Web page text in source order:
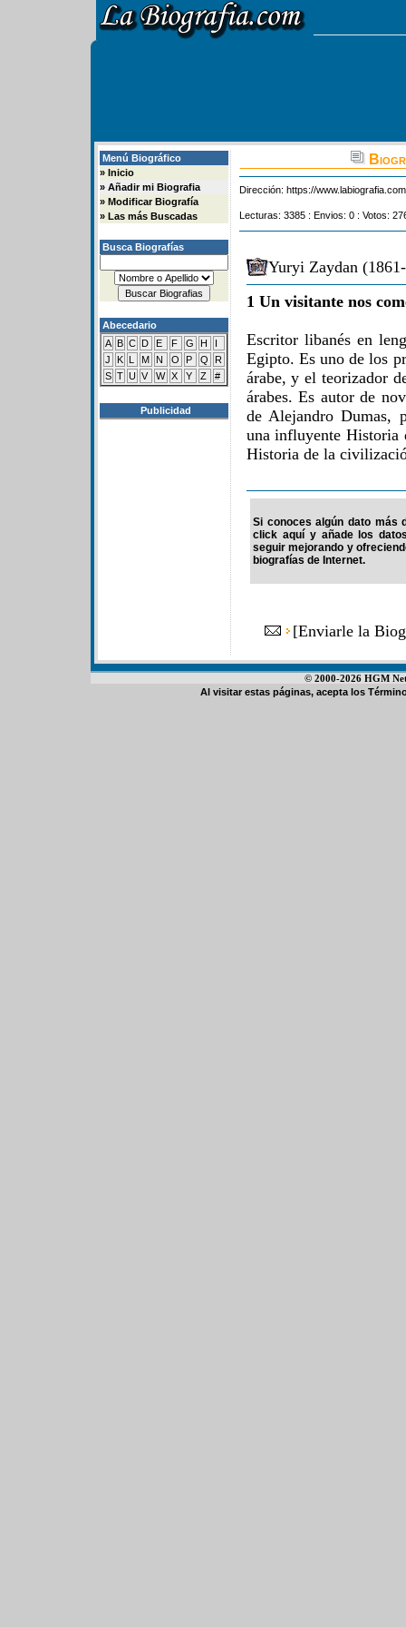
Menú Biográfico
» Inicio
» Añadir mi Biografia
» Modificar Biografía
» Las más Buscadas
Busca Biografías
Abecedario
A B C D E F G H
I
J
K L M N O P Q
R
S T U V W X Y Z #
Publicidad
Dirección: https://
Lecturas: 3385 : Envios: 0 : Votos:
Yuryi Zaydan
1 Un visitante nos
Escritor libanés en
Egipto. Es uno de los
árabe, y el teorizador
árabes. Es autor de
de Alejandro Dumas,
una influyente Historia
Historia de la
Si conoces algún dato más
click aquí y añade los
seguir mejorando y
biografías de Internet.
[Enviarle la
© 2000-2026 HGM
Al visitar estas páginas, acepta los